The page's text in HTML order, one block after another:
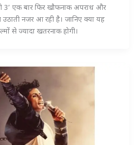
3’ एक बार फिर खौफनाक अपराध और
नजर आ रही है। जानिए क्या यह
से ज्यादा खतरनाक होगी।